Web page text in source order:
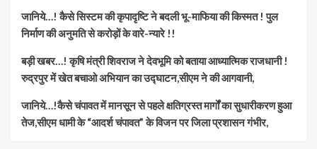
जानिये…! कैसे सिस्टम की कृपादृष्टि ने बदली भू-माफिया की किस्मत ! पुल
निर्माण की अनुमति से करोड़ों के वारे-न्यारे !!
बड़ी खबर…! कृषि मंत्री शिवराज ने देवभूमि को बताया आध्यात्मिक राजधानी !
रुद्रपुर में खेत बचाओ अभियान का उद्घाटन,सीएम ने की आगवानी,
जानिये…!कैसे चंपावत में मानसून से पहले क्षतिग्रस्त मार्गों का सुधारीकरण हुआ
तेज,सीएम धामी के “आदर्श चंपावत” के विजन पर जिला प्रशासन गंभीर,